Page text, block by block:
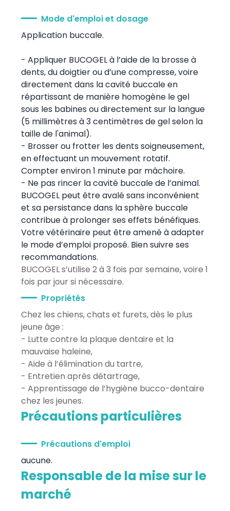
Mode d'emploi et dosage
Application buccale.
- Appliquer BUCOGEL à l’aide de la brosse à
dents, du doigtier ou d’une compresse, voire
directement dans la cavité buccale en
répartissant de manière homogène le gel
sous les babines ou directement sur la langue
(5 millimètres à 3 centimètres de gel selon la
taille de l'animal).
- Brosser ou frotter les dents soigneusement,
en effectuant un mouvement rotatif.
Compter environ 1 minute par mâchoire.
- Ne pas rincer la cavité buccale de l’animal.
BUCOGEL peut être avalé sans inconvénient
et sa persistance dans la sphère buccale
contribue à prolonger ses effets bénéfiques.
Votre vétérinaire peut être amené à adapter
le mode d’emploi proposé. Bien suivre ses
recommandations.
BUCOGEL s’utilise 2 à 3 fois par semaine, voire 1
fois par jour si nécessaire.
Propriétés
Chez les chiens, chats et furets, dès le plus
jeune âge :
- Lutte contre la plaque dentaire et la
mauvaise haleine,
- Aide à l’élimination du tartre,
- Entretien après détartrage,
- Apprentissage de l’hygiène bucco-dentaire
chez les jeunes.
Précautions particulières
Précautions d'emploi
aucune.
Responsable de la mise sur le
marché